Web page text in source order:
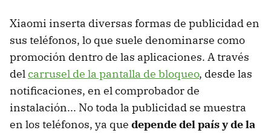
Xiaomi inserta diversas formas de publicidad en
sus teléfonos, lo que suele denominarse como
promoción dentro de las aplicaciones. A través
delcarrusel de la pantalla de bloqueo, desde las
notificaciones, en el comprobador de
instalación... No toda la publicidad se muestra
en los teléfonos, ya que depende del país y de la